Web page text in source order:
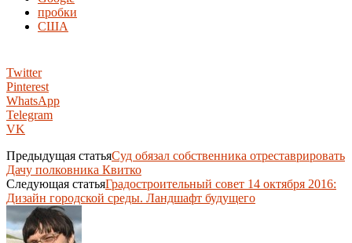
пробки
США
Twitter
Pinterest
WhatsApp
Telegram
VK
Предыдущая статьяСуд обязал собственника отреставрировать
Дачу полковника Квитко
Следующая статьяГрадостроительный совет 14 октября 2016:
Дизайн городской среды. Ландшафт будущего